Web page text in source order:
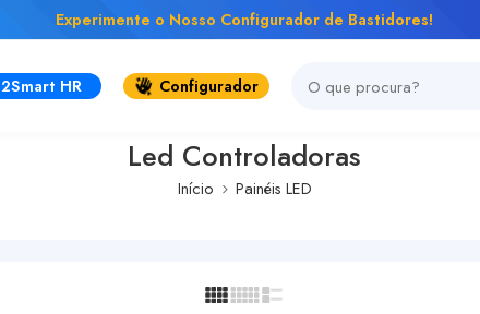
Experimente o Nosso Configurador de Bastidores!
2Smart HR Configurador
Led Controladoras
Início Painéis LED